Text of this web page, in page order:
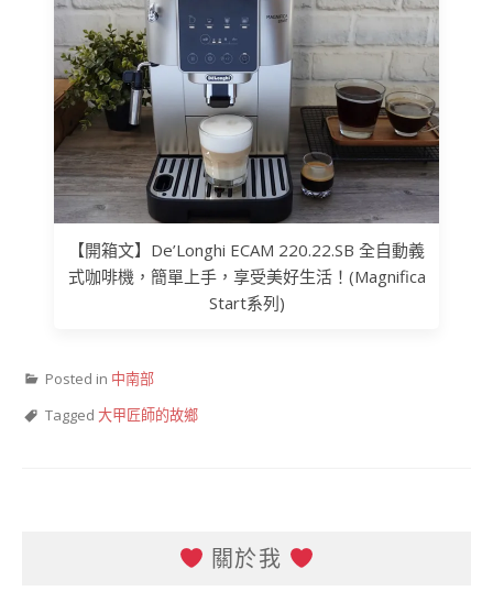
【開箱文】De’Longhi ECAM 220.22.SB 全自動義
式咖啡機，簡單上手，享受美好生活！(Magnifica
Start系列)
Posted in 中南部
Tagged 大甲匠師的故鄉
關於我